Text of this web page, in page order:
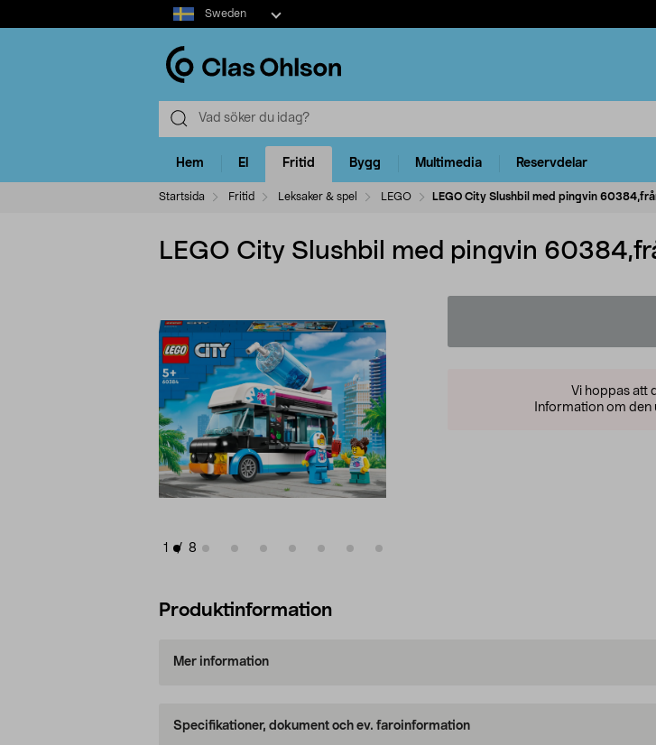
Select
market
Sweden
Hem El Fritid Bygg Multimedia Reservdelar
Startsida Fritid Leksaker & spel LEGO LEGO City Slushbil med pingvin
LEGO City Slushbil med pingvin
1 / 8
Vi hoppas att
Information om den
Produktinformation
Mer information
Specifikationer, dokument och ev. faroinformation